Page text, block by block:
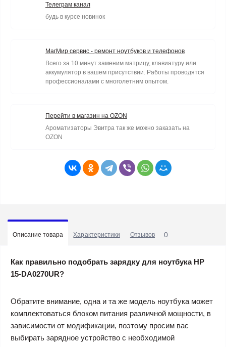
Телеграм канал
будь в курсе новинок
МагМир сервис - ремонт ноутбуков и телефонов
Всего за 10 минут заменим матрицу, клавиатуру или
аккумулятор в вашем присутствии. Работы проводятся
профессионалами с многолетним опытом.
Перейти в магазин на OZON
Ароматизаторы Эвитра так же можно заказать на
OZON
Описание товара Характеристики Отзывов 0
Как правильно подобрать зарядку для ноутбука HP
15-DA0270UR?
Обратите внимание, одна и та же модель ноутбука может
комплектоваться блоком питания различной мощности, в
зависимости от модификации, поэтому просим вас
выбирать зарядное устройство с необходимой